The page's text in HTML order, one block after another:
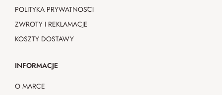
POLITYKA PRYWATNOŚCI
ZWROTY I REKLAMACJE
KOSZTY DOSTAWY
INFORMACJE
O MARCE